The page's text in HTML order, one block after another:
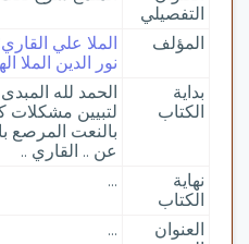
التفصيلي
المؤلف
الملا علي
نور الدين الملا
بداية
الكتاب
الحمد لله
لتبيين
بالنعت
عن .. القاري ..
نهاية
الكتاب
...
العنوان
...